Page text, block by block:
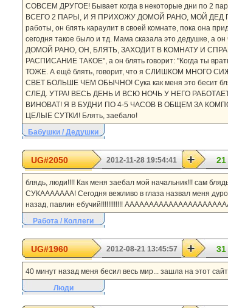
СОВСЕМ ДРУГОЕ! Бывает когда в некоторые дни по 2
ВСЕГО 2 ПАРЫ, И Я ПРИХОЖУ ДОМОЙ РАНО, МОЙ ДЕД
работы, он блять караулит в своей комнате, пока она
сегодня такое было и тд. Мама сказала это дедушке,
ДОМОЙ РАНО, ОН, БЛЯТЬ, ЗАХОДИТ В КОМНАТУ И
РАСПИСАНИЕ ТАКОЕ", а он блять говорит: "Когда ты
ТОЖЕ. А ещё блять, говорит, что я СЛИШКОМ
СВЕТ БОЛЬШЕ ЧЕМ ОБЫЧНО! Сука как меня это
СЛЕД. УТРА! ВЕСЬ ДЕНЬ И ВСЮ НОЧЬ У НЕГО РАБОТАЕТ
ВИНОВАТ! Я В БУДНИ ПО 4-5 ЧАСОВ В ОБЩЕМ ЗА
ЦЕЛЫЕ СУТКИ! Блять, заебало!
Бабушки / Дедушки
UG#2050 2012-11-28 19:54:41 21
блядь, люди!!!! Как меня заебал мой начальник!!! сам
СУКААААААА! Сегодня вежливо в глаза назвал меня
назад, павлин ебучий!!!!!!!!!!!!
Работа / Коллеги
UG#1960 2012-08-21 13:45:57 31
40 минут назад меня бесил весь мир... зашла на этот
Люди